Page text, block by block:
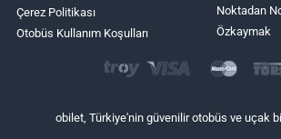
Çerez Politikası
Otobüs Kullanım Koşulları
Noktadan
Özkaymak
obilet, Türkiye'nin güvenilir otobüs ve uçak